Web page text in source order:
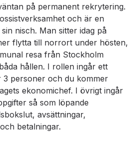
på permanent rekrytering.
och är en
nisch. Man sitter idag på
flytta till norrort under hösten,
resa från Stockholm
hållen. I rollen ingår ett
3 personer och du kommer
ekonomichef. I övrigt ingår
så som löpande
avsättningar,
betalningar.